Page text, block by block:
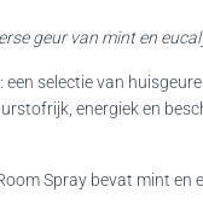
geur van mint en
een selectie van
energiek en
Spray bevat mint